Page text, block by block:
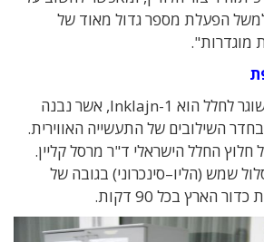
הפעלת מספר גדול מאוד של
מוגדרות".
הננו-לוויין הראשון שישוגר לחלל הוא Inklajn-1, אשר נבנה
על-ידי עמותת INSA בחדר השילובים של התעשייה האווירית.
חלוץ החלל הישראלי ד"ר מרסל קליין.
שמש (הליו–סינכרוני) בגובה של